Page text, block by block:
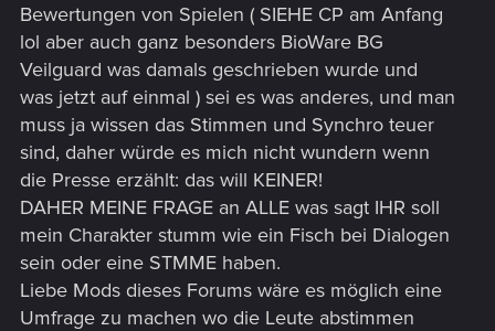
Bewertungen von Spielen ( SIEHE CP am Anfang
lol aber auch ganz besonders BioWare BG
Veilguard was damals geschrieben wurde und
was jetzt auf einmal ) sei es was anderes, und man
muss ja wissen das Stimmen und Synchro teuer
sind, daher würde es mich nicht wundern wenn
die Presse erzählt: das will KEINER!
DAHER MEINE FRAGE an ALLE was sagt IHR soll
mein Charakter stumm wie ein Fisch bei Dialogen
sein oder eine STMME haben.
Liebe Mods dieses Forums wäre es möglich eine
Umfrage zu machen wo die Leute abstimmen